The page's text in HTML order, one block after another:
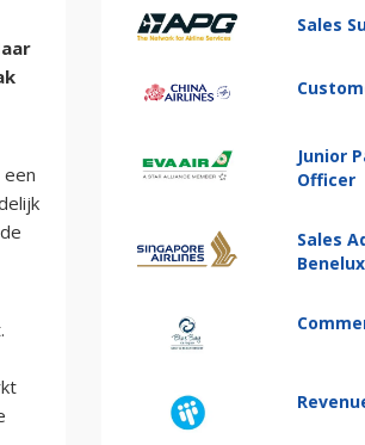
Sales
Junior
Officer
Sales
Benelux